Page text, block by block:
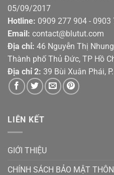
05/09/2017
Hotline: 0909 277 904 - 0903
Email: contact@blutut.com
Địa chỉ: 46 Nguyễn Thị
Thành phố Thủ Đức, TP Hồ
Địa chỉ 2: 39 Bùi Xuân Phái,
LIÊN KẾT
GIỚI THIỆU
CHÍNH SÁCH BẢO MẬT